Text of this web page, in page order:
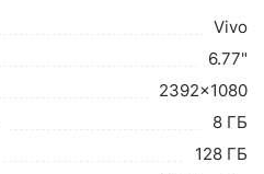
Vivo
6.77"
2392x1080
8 ГБ
128 ГБ